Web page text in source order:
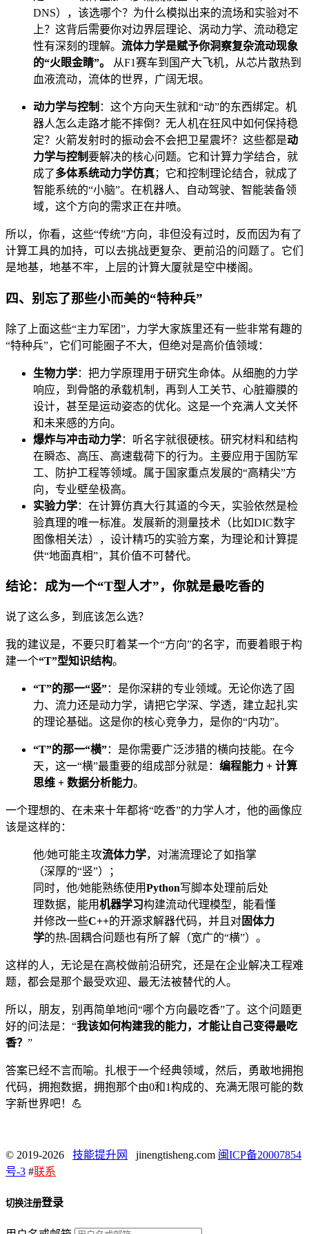
DNS），该选哪个？为什么模拟出来的流场和实验对不
上？这背后需要你对边界层理论、涡动力学、流动稳定
性有深刻的理解。 流体力学是赋予你洞察复杂流动现象
的“火眼金睛”。
从F1赛车到国产大飞机，从芯片散热到
血液流动，流体的世界，广阔无垠。
动力学与控制 ：这个方向天生就和“动”的东西绑定。机
器人怎么走路才能不摔倒？无人机在狂风中如何保持稳
定？火箭发射时的振动会不会把卫星震坏？这些都是动
力学与控制要解决的核心问题。它和计算力学结合，就
成了多体系统动力学仿真；它和控制理论结合，就成了
智能系统的“小脑”。在机器人、自动驾驶、智能装备领
域，这个方向的需求正在井喷。
所以，你看，这些“传统”方向，非但没有过时，反而因为有了
计算工具的加持，可以去挑战更复杂、更前沿的问题了。它们
是地基，地基不牢，上层的计算大厦就是空中楼阁。
四、别忘了那些小而美的“特种兵”
除了上面这些“主力军团”，力学大家族里还有一些非常有趣的
“特种兵”，它们可能圈子不大，但绝对是高价值领域：
生物力学：把力学原理用于研究生命体。从细胞的力学
响应，到骨骼的承载机制，再到人工关节、心脏瓣膜的
设计，甚至是运动姿态的优化。这是一个充满人文关怀
和未来感的方向。
爆炸与冲击动力学：听名字就很硬核。研究材料和结构
在瞬态、高压、高速载荷下的行为。主要应用于国防军
工、防护工程等领域。属于国家重点发展的“高精尖”方
向，专业壁垒极高。
实验力学：在计算仿真大行其道的今天，实验依然是检
验真理的唯一标准。发展新的测量技术（比如DIC数字
图像相关法），设计精巧的实验方案，为理论和计算提
供“地面真相”，其价值不可替代。
结论：成为一个“T型人才”，你就是最吃香的
说了这么多，到底该怎么选？
我的建议是，不要只盯着某一个“方向”的名字，而要着眼于构
建一个“T”型知识结构。
“T”的那一“竖”：是你深耕的专业领域。无论你选了固
力、流力还是动力学，请把它学深、学透，建立起扎实
的理论基础。这是你的核心竞争力，是你的“内功”。
“T”的那一“横”：是你需要广泛涉猎的横向技能。在今
天，这一“横”最重要的组成部分就是： 编程能力 + 计算
思维 + 数据分析能力。
一个理想的、在未来十年都将“吃香”的力学人才，他的画像应
该是这样的：
他/她可能主攻流体力学，对湍流理论了如指掌
（深厚的“竖”）；
同时，他/她能熟练使用Python写脚本处理前后处
理数据，能用机器学习构建流动代理模型，能看懂
并修改一些C++的开源求解器代码，并且对固体力
学的热-固耦合问题也有所了解（宽广的“横”）。
这样的人，无论是在高校做前沿研究，还是在企业解决工程难
题，都会是那个最受欢迎、最无法被替代的人。
所以，朋友，别再简单地问“哪个方向最吃香”了。这个问题更
好的问法是：“我该如何构建我的能力，才能让自己变得最吃
香？ ”
答案已经不言而喻。扎根于一个经典领域，然后，勇敢地拥抱
代码，拥抱数据，拥抱那个由0和1构成的、充满无限可能的数
字新世界吧！💪
© 2019-2026 技能提升网 jinengtisheng.com 闽ICP备20007854
号-3 #联系
切换注册登录